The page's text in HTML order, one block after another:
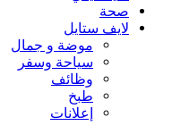
صحة
لايف ستايل
موضة و جمال
سياحة وسفر
وظائف
طبخ
إعلانات